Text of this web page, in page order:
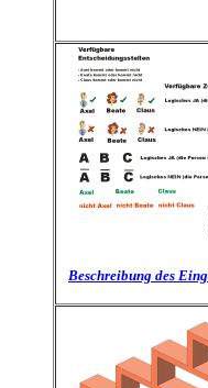
Beschreibung des